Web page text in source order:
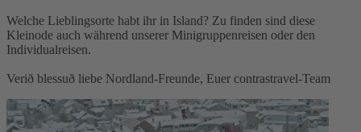
Welche Lieblingsorte habt ihr in Island? Zu finden sind diese
Kleinode auch während unserer Minigruppenreisen oder den
Individualreisen.
Verið blessuð liebe Nordland-Freunde, Euer contrastravel-Team
Kommentar schreiben